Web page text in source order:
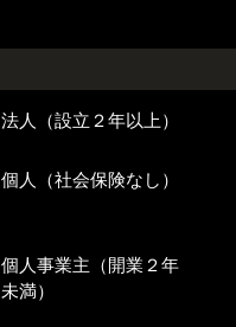
法人（設立２年以上）
個人（社会保険なし）
個人事業主（開業２年
未満）